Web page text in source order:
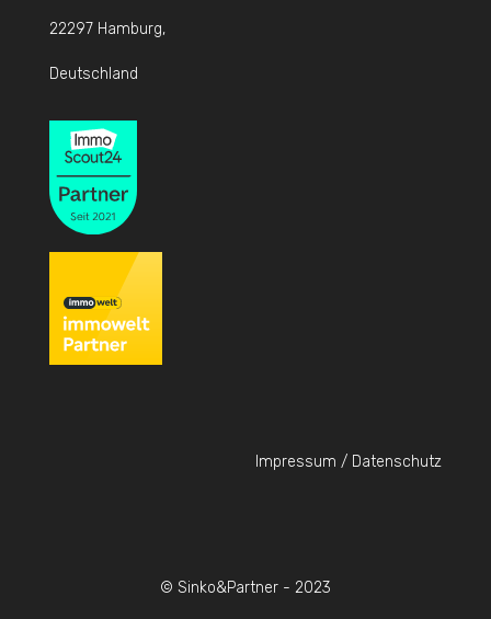
22297 Hamburg,
Deutschland
Impressum / Datenschutz
© Sinko&Partner - 2023